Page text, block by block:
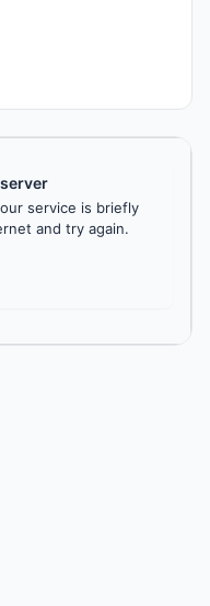
service is briefly
and try again.